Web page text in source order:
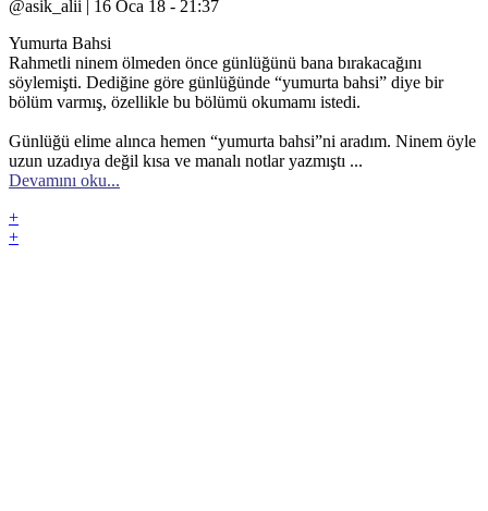
@asik_alii | 16 Oca 18 - 21:37
Yumurta Bahsi
Rahmetli ninem ölmeden önce günlüğünü bana bırakacağını
söylemişti. Dediğine göre günlüğünde “yumurta bahsi” diye bir
bölüm varmış, özellikle bu bölümü okumamı istedi.
Günlüğü elime alınca hemen “yumurta bahsi”ni aradım. Ninem öyle
uzun uzadıya değil kısa ve manalı notlar yazmıştı ...
Devamını oku...
+
+